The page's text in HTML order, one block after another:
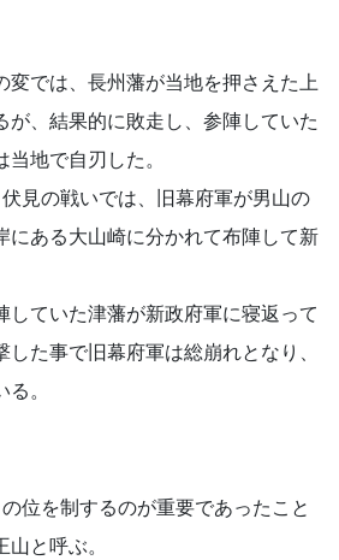
変では、長州藩が当地を押さえた上
が、結果的に敗走し、参陣していた
地で自刃した。
見の戦いでは、旧幕府軍が男山の
にある大山崎に分かれて布陣して新
していた津藩が新政府軍に寝返って
た事で旧幕府軍は総崩れとなり、
。
位を制するのが重要であったこと
と呼ぶ。